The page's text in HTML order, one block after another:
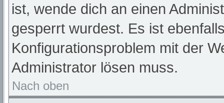
ist, wende dich an einen
gesperrt wurdest. Es ist
Konfigurationsproblem mit der
Administrator lösen muss.
Nach oben